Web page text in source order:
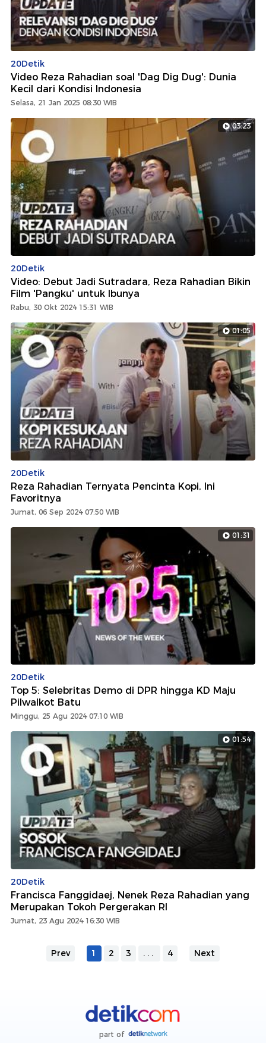
20Detik
Video Reza Rahadian soal 'Dag Dig Dug': Dunia
Kecil dari Kondisi Indonesia
Selasa, 21 Jan 2025 08:30 WIB
03:23
20Detik
Video: Debut Jadi Sutradara, Reza Rahadian Bikin
Film 'Pangku' untuk Ibunya
Rabu, 30 Okt 2024 15:31 WIB
01:05
20Detik
Reza Rahadian Ternyata Pencinta Kopi, Ini
Favoritnya
Jumat, 06 Sep 2024 07:50 WIB
01:31
20Detik
Top 5: Selebritas Demo di DPR hingga KD Maju
Pilwalkot Batu
Minggu, 25 Agu 2024 07:10 WIB
01:54
20Detik
Francisca Fanggidaej, Nenek Reza Rahadian yang
Merupakan Tokoh Pergerakan RI
Jumat, 23 Agu 2024 16:30 WIB
Prev 1 2 3 ... 4 Next
part of